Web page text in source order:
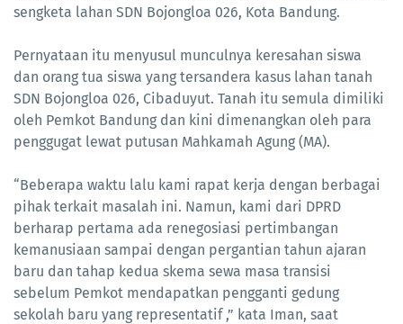
sengketa lahan SDN Bojongloa 026, Kota Bandung.
Pernyataan itu menyusul munculnya keresahan siswa
dan orang tua siswa yang tersandera kasus lahan tanah
SDN Bojongloa 026, Cibaduyut. Tanah itu semula dimiliki
oleh Pemkot Bandung dan kini dimenangkan oleh para
penggugat lewat putusan Mahkamah Agung (MA).
“Beberapa waktu lalu kami rapat kerja dengan berbagai
pihak terkait masalah ini. Namun, kami dari DPRD
berharap pertama ada renegosiasi pertimbangan
kemanusiaan sampai dengan pergantian tahun ajaran
baru dan tahap kedua skema sewa masa transisi
sebelum Pemkot mendapatkan pengganti gedung
sekolah baru yang representatif ,” kata Iman, saat